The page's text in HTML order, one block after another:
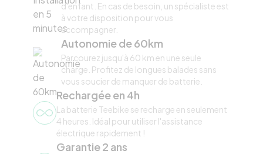
d'enfant. En cas de besoin, un spécialiste est
à votre disposition pour vous
accompagner.
Autonomie de 60km
Parcourez jusqu'à 60 km en une seule
charge. Profitez de longues balades sans
vous soucier de manquer de batterie.
Rechargée en 4h
La batterie Teebike se recharge en seulement
4 heures. Idéal pour utiliser l'assistance
électrique rapidement !
Garantie 2 ans